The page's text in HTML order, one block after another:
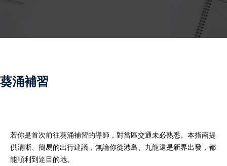
葵涌補習
若你是首次前往葵涌補習的導師，對當區交通未必熟悉。本指南提
供清晰、簡易的出行建議，無論你從港島、九龍還是新界出發，都
能順利到達目的地。